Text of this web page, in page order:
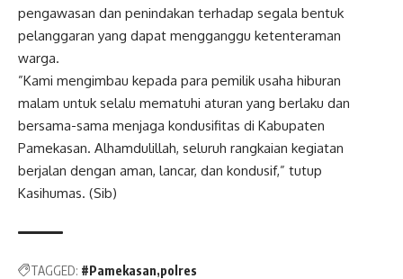
pengawasan dan penindakan terhadap segala bentuk
pelanggaran yang dapat mengganggu ketenteraman
warga.
​”Kami mengimbau kepada para pemilik usaha hiburan
malam untuk selalu mematuhi aturan yang berlaku dan
bersama-sama menjaga kondusifitas di Kabupaten
Pamekasan. Alhamdulillah, seluruh rangkaian kegiatan
berjalan dengan aman, lancar, dan kondusif,” tutup
Kasihumas. (Sib)
TAGGED: #Pamekasan polres